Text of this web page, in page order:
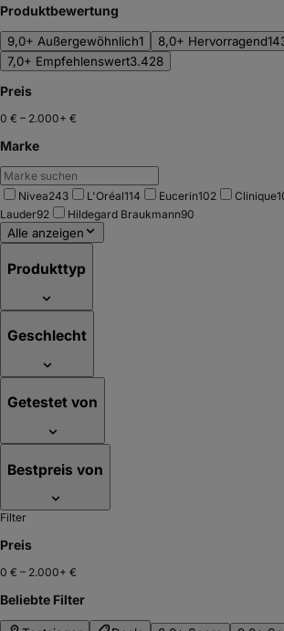
Produktbewertung
9,0+ Außergewöhnlich1 8,0+ Hervorragend
7,0+ Empfehlenswert3.428
Preis
0 € – 2.000+ €
Marke
Nivea243 L'Oréal114 Eucerin102 Clinique
Lauder92 Hildegard Braukmann90
Alle anzeigen
Produkttyp
Geschlecht
Getestet von
Bestpreis von
Filter
Preis
0 € – 2.000+ €
Beliebte Filter